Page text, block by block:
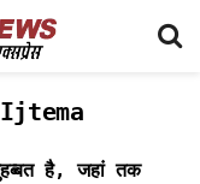
है, जहां तक